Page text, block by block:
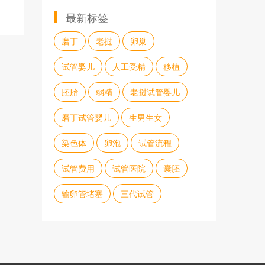
最新标签
磨丁 老挝 卵巢
试管婴儿 人工受精 移植
胚胎 弱精 老挝试管婴儿
磨丁试管婴儿 生男生女
染色体 卵泡 试管流程
试管费用 试管医院 囊胚
输卵管堵塞 三代试管